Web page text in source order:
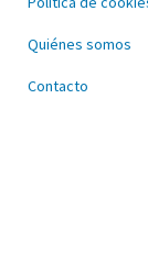
Quiénes somos
Contacto